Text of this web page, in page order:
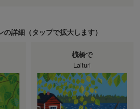
の詳細（タップで拡大します）
桟橋で
Laituri